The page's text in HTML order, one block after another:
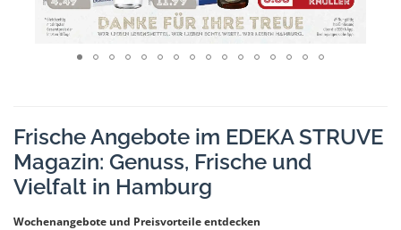
Frische Angebote im EDEKA STRUVE
Magazin: Genuss, Frische und
Vielfalt in Hamburg
Wochenangebote und Preisvorteile entdecken